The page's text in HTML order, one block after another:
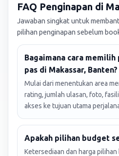
FAQ Penginapan di
Jawaban singkat untuk
pilihan penginapan sebelum
Bagaimana cara memilih
pas di Makassar, Banten?
Mulai dari menentukan area
rating, jumlah ulasan, foto,
akses ke tujuan utama
Apakah pilihan budget
Ketersediaan dan harga